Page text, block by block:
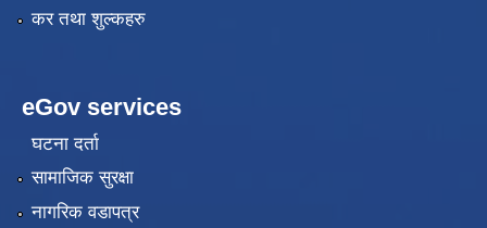
कर तथा शुल्कहरु
eGov services
घटना दर्ता
सामाजिक सुरक्षा
नागरिक वडापत्र